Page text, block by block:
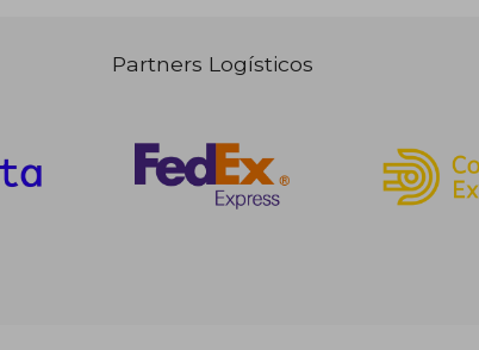
Partners Logísticos